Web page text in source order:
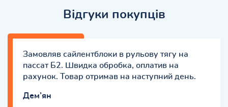
Відгуки покупців
Замовляв сайлентблоки в рульову тягу на
пассат Б2. Швидка обробка, оплатив на
рахунок. Товар отримав на наступний день.
Дем’ян